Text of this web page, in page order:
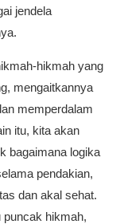
jendela
hikmah yang
mengaitkannya
memperdalam
itu, kita akan
bagaimana logika
pendakian,
dan akal sehat.
hikmah,